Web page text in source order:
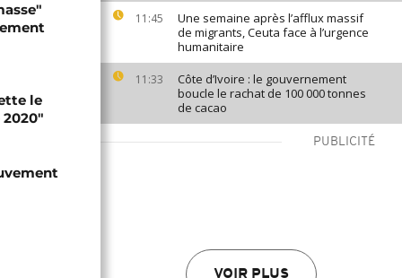
11:45
Une semaine après l’afflux massif
de migrants, Ceuta face à l’urgence
humanitaire
11:33
Côte d’Ivoire : le gouvernement
boucle le rachat de 100 000 tonnes
de cacao
PUBLICITÉ
VOIR PLUS
le
2020"